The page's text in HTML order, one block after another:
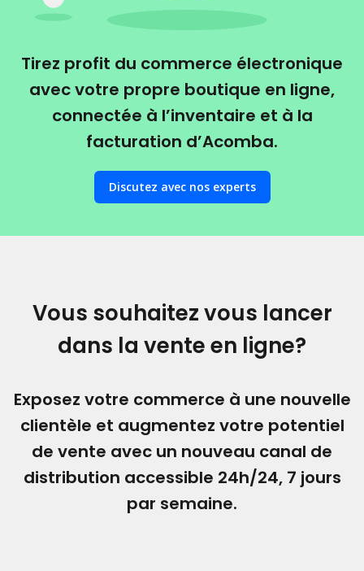
Tirez profit du commerce électronique
avec votre propre boutique en ligne,
connectée à l’inventaire et à la
facturation d’Acomba.
Discutez avec nos experts
Vous souhaitez vous lancer
dans la vente en ligne?
Exposez votre commerce à une nouvelle
clientèle et augmentez votre potentiel
de vente avec un nouveau canal de
distribution accessible 24h/24, 7 jours
par semaine.